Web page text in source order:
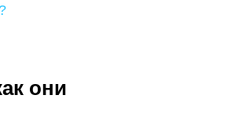
они